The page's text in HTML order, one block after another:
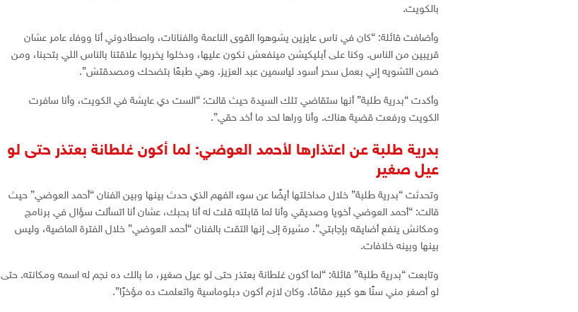
بالكويت.
وأضافت قائلة: “كان في ناس عايزين يشوهوا القوى الناعمة والفنانات، واصطادوني أنا ووفاء عامر عشان
قريبين من الناس. وكنا على أبليكيشن مينفعش نكون عليها، ودخلوا يخربوا علاقتنا بالناس اللي بتحبنا، ومن
ضمن التشويه إني بعمل سحر أسود لياسمين عبد العزيز. وهي طبعًا بتضحك ومصدقتش”.
وأكدت “بدرية طلبة” أنها ستقاضي تلك السيدة حيث قالت: “الست دي عايشة في الكويت، وأنا سافرت
الكويت ورفعت قضية هناك. وأنا وراها لحد ما أخد حقي”.
بدرية طلبة عن اعتذارها لأحمد العوضي: لما أكون غلطانة بعتذر حتى لو
عيل صغير
وتحدثت “بدرية طلبة” خلال مداخلتها أيضًا عن سوء الفهم الذي حدث بينها وبين الفنان “أحمد العوضي” حيث
قالت: “أحمد العوضي أخويا وصديقي وأنا لما قابلته قلت له أنا بحبك، عشان أنا اتسألت سؤال في برنامج
ومكانش ينفع أضايقه بإجابتي”. مشيرة إلى إنها التقت بالفنان “أحمد العوضي” خلال الفترة الماضية، وليس
بينها وبينه خلافات.
وتابعت “بدرية طلبة” قائلة: “لما أكون غلطانة بعتذر حتى لو عيل صغير، ما بالك ده نجم له اسمه ومكانته. حتى
لو أصغر مني سنًا هو كبير مقامًا. وكان لازم أكون دبلوماسية واتعلمت ده مؤخرًا”.